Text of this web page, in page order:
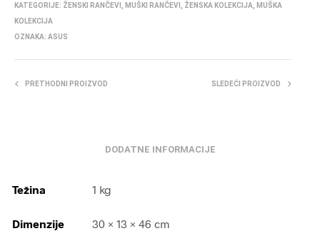
KATEGORIJE: ŽENSKI RANČEVI MUŠKI RANČEVI ŽENSKA KOLEKCIJA
MUŠKA
KOLEKCIJA
OZNAKA: ASUS
PRETHODNI PROIZVOD SLEDEĆI PROIZVOD
DODATNE INFORMACIJE
Težina 1 kg
Dimenzije 30 × 13 × 46 cm